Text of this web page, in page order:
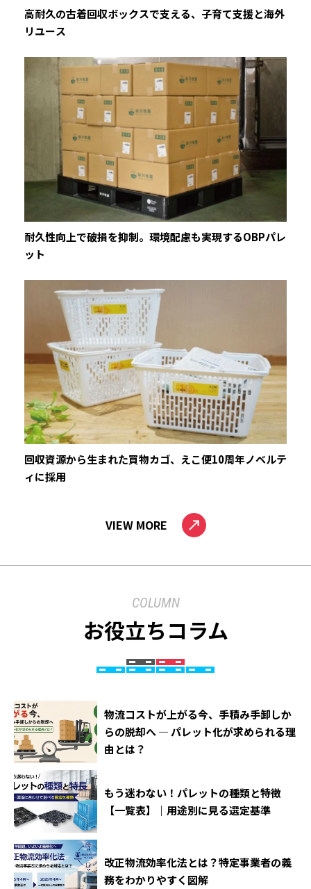
高耐久の古着回収ボックスで支える、子育て支援と海外
リユース
耐久性向上で破損を抑制。環境配慮も実現するOBPパレ
ット
回収資源から生まれた買物カゴ、えこ便10周年ノベルテ
ィに採用
VIEW MORE
COLUMN
お役立ちコラム
物流コストが上がる今、手積み手卸しか
らの脱却へ ― パレット化が求められる理
由とは？
もう迷わない！パレットの種類と特徴
【一覧表】｜用途別に見る選定基準
改正物流効率化法とは？特定事業者の義
務をわかりやすく図解